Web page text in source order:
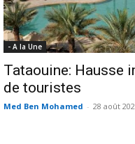
- A la Une
Tataouine: Hausse
de touristes
Med Ben Mohamed - 28 août